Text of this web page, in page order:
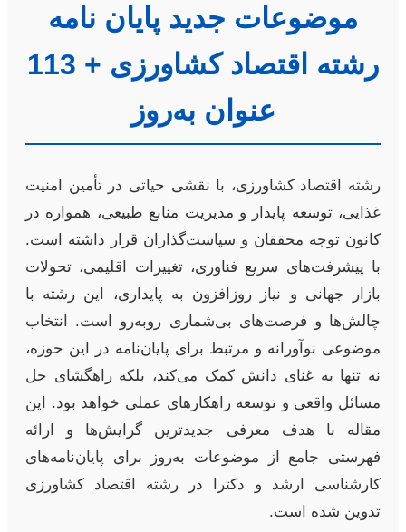
موضوعات جدید پایان نامه
رشته اقتصاد کشاورزی + 113
عنوان به‌روز
رشته اقتصاد کشاورزی، با نقشی حیاتی در تأمین امنیت
غذایی، توسعه پایدار و مدیریت منابع طبیعی، همواره در
کانون توجه محققان و سیاست‌گذاران قرار داشته است.
با پیشرفت‌های سریع فناوری، تغییرات اقلیمی، تحولات
بازار جهانی و نیاز روزافزون به پایداری، این رشته با
چالش‌ها و فرصت‌های بی‌شماری روبه‌رو است. انتخاب
موضوعی نوآورانه و مرتبط برای پایان‌نامه در این حوزه،
نه تنها به غنای دانش کمک می‌کند، بلکه راهگشای حل
مسائل واقعی و توسعه راهکارهای عملی خواهد بود. این
مقاله با هدف معرفی جدیدترین گرایش‌ها و ارائه
فهرستی جامع از موضوعات به‌روز برای پایان‌نامه‌های
کارشناسی ارشد و دکترا در رشته اقتصاد کشاورزی
تدوین شده است.